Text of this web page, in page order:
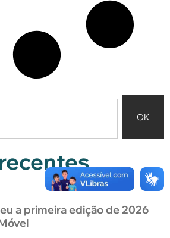
OK
a primeira edição de 2026